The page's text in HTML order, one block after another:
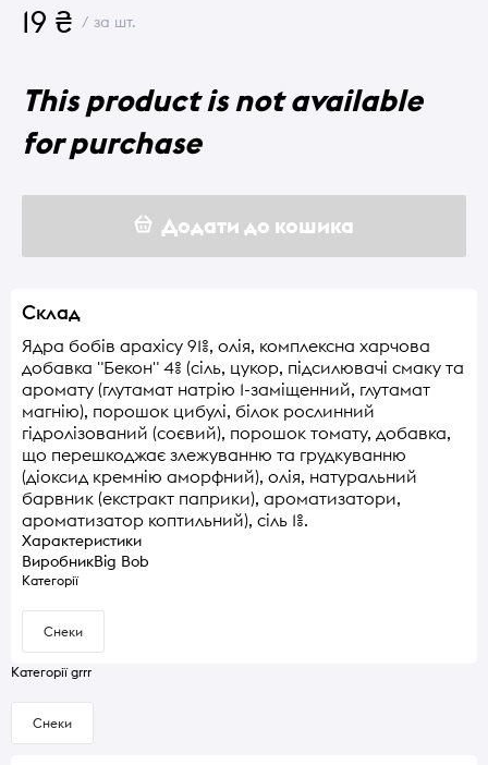
19 ₴ / за шт.
This product is not available
for purchase
Додати до кошика
Склад
Ядра бобів арахісу 91%, олія, комплексна харчова
добавка "Бекон" 4% (сіль, цукор, підсилювачі смаку та
аромату (глутамат натрію 1-заміщенний, глутамат
магнію), порошок цибулі, білок рослинний
гідролізований (соєвий), порошок томату, добавка,
що перешкоджає злежуванню та грудкуванню
(діоксид кремнію аморфний), олія, натуральний
барвник (екстракт паприки), ароматизатори,
ароматизатор коптильний), сіль 1%.
Характеристики
ВиробникBig Bob
Категорії
Снеки
Категорії grrr
Снеки